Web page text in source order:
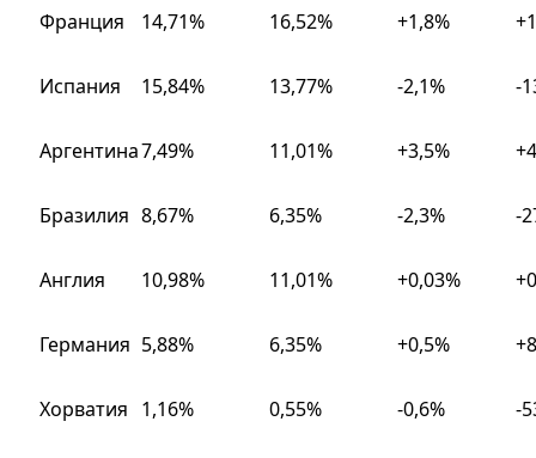
Франция 14,71% 16,52% +1,8%
Испания 15,84% 13,77% -2,1% -
Аргентина7,49% 11,01% +3,5%
Бразилия 8,67% 6,35% -2,3% -
Англия 10,98% 11,01% +0,03%
Германия 5,88% 6,35% +0,5%
Хорватия 1,16% 0,55% -0,6% -